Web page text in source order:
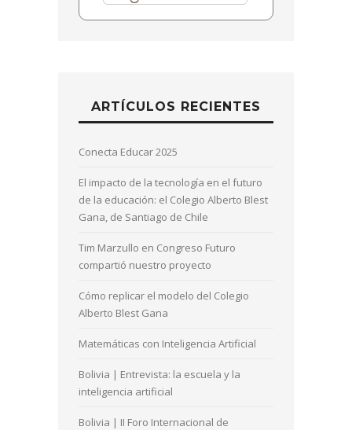
ARTÍCULOS RECIENTES
Conecta Educar 2025
El impacto de la tecnología en el futuro
de la educación: el Colegio Alberto Blest
Gana, de Santiago de Chile
Tim Marzullo en Congreso Futuro
compartió nuestro proyecto
Cómo replicar el modelo del Colegio
Alberto Blest Gana
Matemáticas con Inteligencia Artificial
Bolivia | Entrevista: la escuela y la
inteligencia artificial
Bolivia | II Foro Internacional de